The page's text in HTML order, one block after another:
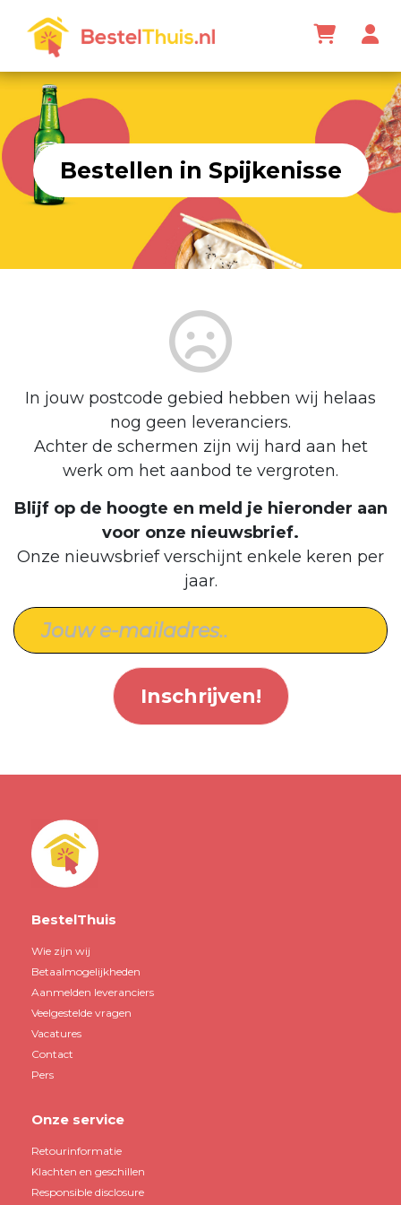
Bestellen in Spijkenisse
In jouw postcode gebied hebben wij helaas
nog geen leveranciers.
Achter de schermen zijn wij hard aan het
werk om het aanbod te vergroten.
Blijf op de hoogte en meld je hieronder aan
voor onze nieuwsbrief.
Onze nieuwsbrief verschijnt enkele keren per
jaar.
Inschrijven!
BestelThuis
Wie zijn wij
Betaalmogelijkheden
Aanmelden leveranciers
Veelgestelde vragen
Vacatures
Contact
Pers
Onze service
Retourinformatie
Klachten en geschillen
Responsible disclosure